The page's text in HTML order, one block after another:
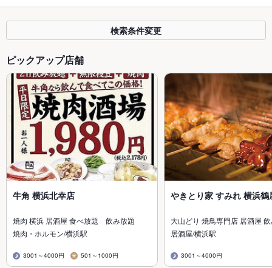
検索条件変更
ピックアップ店舗
牛角 横浜北幸店
焼肉 横浜 居酒屋 食べ放題 飲み放題
焼肉・ホルモン/横浜駅
3001～4000円 501～1000円
やきとり家 すみれ 横浜鶴
大山どり 焼鳥専門店 居酒屋
居酒屋/横浜駅
3001～4000円